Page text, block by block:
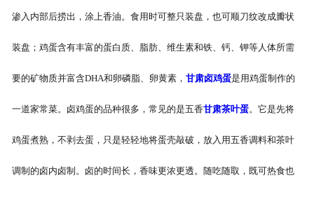
- 甘肃茶香味卤蛋
渗入内部后捞出，涂上香油。食用时可整只装盘，也可顺刀纹改成瓣状
装盘；鸡蛋含有丰富的蛋白质、脂肪、维生素和铁、钙、钾等人体所需
要的矿物质并富含DHA和卵磷脂、卵黄素， 甘肃卤鸡蛋是用鸡蛋制作的
一道家常菜。卤鸡蛋的品种很多，常见的是五香甘肃茶叶蛋。它是先将
鸡蛋煮熟，不剥去蛋，只是轻轻地将蛋壳敲破，放入用五香调料和茶叶
调制的卤内卤制。卤的时间长，香味更浓更透。随吃随取，既可热食也